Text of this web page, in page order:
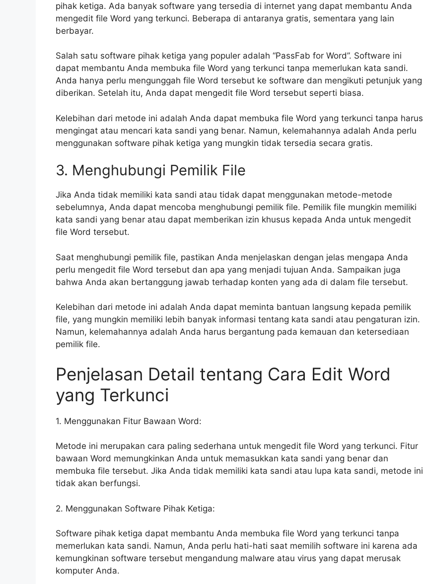
pihak ketiga. Ada banyak software yang tersedia di internet yang dapat membantu Anda
mengedit file Word yang terkunci. Beberapa di antaranya gratis, sementara yang lain
berbayar.
Salah satu software pihak ketiga yang populer adalah “PassFab for Word”. Software ini
dapat membantu Anda membuka file Word yang terkunci tanpa memerlukan kata sandi.
Anda hanya perlu mengunggah file Word tersebut ke software dan mengikuti petunjuk yang
diberikan. Setelah itu, Anda dapat mengedit file Word tersebut seperti biasa.
Kelebihan dari metode ini adalah Anda dapat membuka file Word yang terkunci tanpa harus
mengingat atau mencari kata sandi yang benar. Namun, kelemahannya adalah Anda perlu
menggunakan software pihak ketiga yang mungkin tidak tersedia secara gratis.
3. Menghubungi Pemilik File
Jika Anda tidak memiliki kata sandi atau tidak dapat menggunakan metode-metode
sebelumnya, Anda dapat mencoba menghubungi pemilik file. Pemilik file mungkin memiliki
kata sandi yang benar atau dapat memberikan izin khusus kepada Anda untuk mengedit
file Word tersebut.
Saat menghubungi pemilik file, pastikan Anda menjelaskan dengan jelas mengapa Anda
perlu mengedit file Word tersebut dan apa yang menjadi tujuan Anda. Sampaikan juga
bahwa Anda akan bertanggung jawab terhadap konten yang ada di dalam file tersebut.
Kelebihan dari metode ini adalah Anda dapat meminta bantuan langsung kepada pemilik
file, yang mungkin memiliki lebih banyak informasi tentang kata sandi atau pengaturan izin.
Namun, kelemahannya adalah Anda harus bergantung pada kemauan dan ketersediaan
pemilik file.
Penjelasan Detail tentang Cara Edit Word
yang Terkunci
1. Menggunakan Fitur Bawaan Word:
Metode ini merupakan cara paling sederhana untuk mengedit file Word yang terkunci. Fitur
bawaan Word memungkinkan Anda untuk memasukkan kata sandi yang benar dan
membuka file tersebut. Jika Anda tidak memiliki kata sandi atau lupa kata sandi, metode ini
tidak akan berfungsi.
2. Menggunakan Software Pihak Ketiga:
Software pihak ketiga dapat membantu Anda membuka file Word yang terkunci tanpa
memerlukan kata sandi. Namun, Anda perlu hati-hati saat memilih software ini karena ada
kemungkinan software tersebut mengandung malware atau virus yang dapat merusak
komputer Anda.